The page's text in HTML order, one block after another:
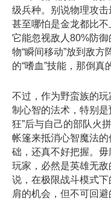
级兵种。别说物理攻击
甚至哪怕是金龙都比
它能忽视敌人80%防御
物“瞬间移动”放到敌方
的“嗜血”技能，那倒真
不过，作为野蛮族的
制心智的法术，特别
狂”后与自己的部队火
帐篷来抵消心智魔法
础，还真不好把握。
玩家，必然是英雄无
说，在极限战斗模式
肩的机会，但不可回